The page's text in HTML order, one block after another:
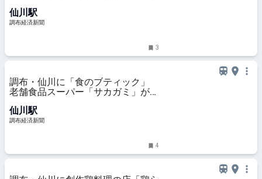
仙川駅
調布経済新聞
3
調布・仙川に「食のブティック」
老舗食品スーパー「サカガミ」が新
仙川駅
調布経済新聞
4